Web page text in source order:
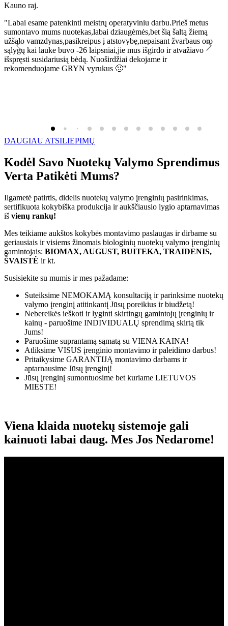
Kauno raj.
"Labai esame patenkinti meistrų operatyviniu darbu.Prieš metus
sumontavo mums nuotekas,labai dziaugėmės,bet šią šaltą žiemą
užšąlo vamzdynas,pasikreipus į atstovybę,nepaisant žvarbaus oro
sąlygų kai lauke buvo -26 laipsniai,jie mus išgirdo ir atvažiavo
išspręsti susidariusią bėdą. Nuoširdžiai dekojame ir
rekomenduojame GRYN vyrukus 🙂"
DAUGIAU ATSILIEPIMŲ
Kodėl Savo Nuotekų Valymo Sprendimus
Verta Patikėti Mums?
Ilgametė patirtis, didelis nuotekų valymo įrenginių pasirinkimas,
sertifikuota kokybiška produkcija ir aukščiausio lygio aptarnavimas
iš vienų rankų!
Mes teikiame aukštos kokybės montavimo paslaugas ir dirbame su
geriausiais ir visiems žinomais biologinių nuotekų valymo įrenginių
gamintojais: BIOMAX, AUGUST, BUITEKA, TRAIDENIS,
ŠVAISTĖ ir kt.
Susisiekite su mumis ir mes pažadame:
Suteiksime NEMOKAMĄ konsultaciją ir parinksime nuotekų
valymo įrenginį atitinkantį Jūsų poreikius ir biudžetą!
Nebereikės ieškoti ir lyginti skirtingų gamintojų įrenginių ir
kainų - paruošime INDIVIDUALŲ sprendimą skirtą tik
Jums!
Paruošime suprantamą sąmatą su VIENA KAINA!
Atliksime VISUS įrenginio montavimo ir paleidimo darbus!
Pritaikysime GARANTIJĄ montavimo darbams ir
aptarnausime Jūsų įrenginį!
Jūsų įrenginį sumontuosime bet kuriame LIETUVOS
MIESTE!
Viena klaida nuotekų sistemoje gali
kainuoti labai daug. Mes Jos Nedarome!